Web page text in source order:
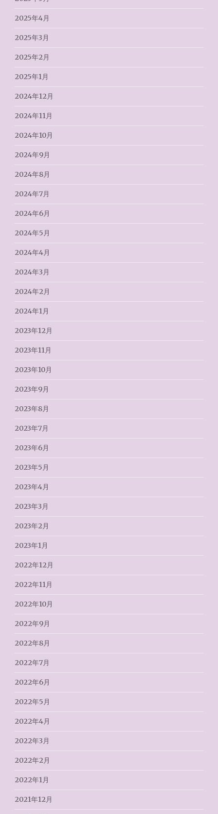
2025年4月
2025年3月
2025年2月
2025年1月
2024年12月
2024年11月
2024年10月
2024年9月
2024年8月
2024年7月
2024年6月
2024年5月
2024年4月
2024年3月
2024年2月
2024年1月
2023年12月
2023年11月
2023年10月
2023年9月
2023年8月
2023年7月
2023年6月
2023年5月
2023年4月
2023年3月
2023年2月
2023年1月
2022年12月
2022年11月
2022年10月
2022年9月
2022年8月
2022年7月
2022年6月
2022年5月
2022年4月
2022年3月
2022年2月
2022年1月
2021年12月